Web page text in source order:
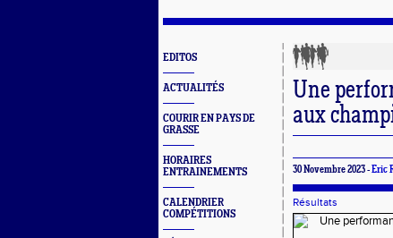
EDITOS
ACTUALITÉS
COURIR EN PAYS DE
GRASSE
HORAIRES
ENTRAINEMENTS
CALENDRIER
COMPÉTITIONS
Une
aux
30 Novembre 2023 -Eric
Résultats